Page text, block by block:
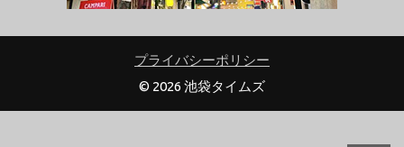
プライバシーポリシー
© 2026 池袋タイムズ